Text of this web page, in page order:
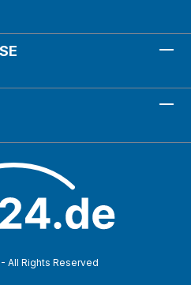
All Rights Reserved